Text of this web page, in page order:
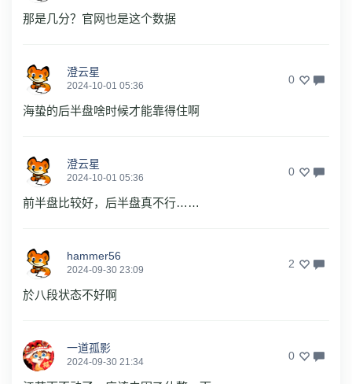
那是几分？官网也是这个数据
澄云星
2024-10-01 05:36 0
海蛰的后半盘啥时候才能靠得住啊
澄云星
2024-10-01 05:36 0
前半盘比较好，后半盘真不行……
hammer56
2024-09-30 23:09 2
於八段状态不好啊
一道孤影
2024-09-30 21:34 0